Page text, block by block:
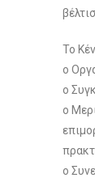
Το
o
o
o
o